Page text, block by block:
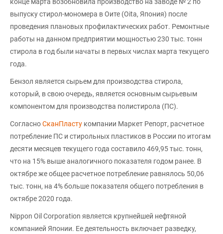
выпуску стирол-мономера в Оите (Oita, Япония) после
проведения плановых профилактических работ. Ремонтные
работы на данном предприятии мощностью 230 тыс. тонн
стирола в год были начаты в первых числах марта текущего
года.
Бензол является сырьем для производства стирола,
который, в свою очередь, является основным сырьевым
компонентом для производства полистирола (ПС).
СогласноСканПласту компании Маркет Репорт, расчетное
потребление ПС и стирольных пластиков в России по итогам
десяти месяцев текущего года составило 469,95 тыс. тонн,
что на 15% выше аналогичного показателя годом ранее. В
октябре же общее расчетное потребление равнялось 50,06
тыс. тонн, на 4% больше показателя общего потребления в
октябре 2020 года.
Nippon Oil Corporation является крупнейшей нефтяной
компанией Японии. Ее деятельность включает разведку,